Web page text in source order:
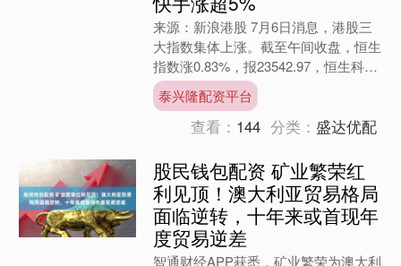
来源：新浪港股 7月6日消息，港股三
大指数集体上涨。截至午间收盘，恒生
指数涨0.83%，报23542.97，恒生科技
指数涨1.16%，国企指数涨1.1%。盘面
上....
泰兴隆配资平台
查看： 144 分类：盛达优配
股民钱包配资 矿业繁荣红
利见顶！澳大利亚贸易格局
面临逆转，十年来或首现年
度贸易逆差
智通财经APP获悉，矿业繁荣为澳大利